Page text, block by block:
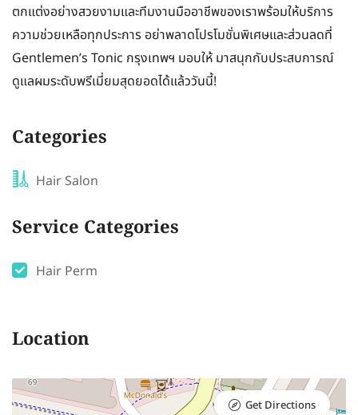
ตกแต่งอย่างสวยงามและทีมงานมืออาชีพของเราพร้อมให้บริการ
ความช่วยเหลือทุกประการ อย่าพลาดโปรโมชั่นพิเศษและส่วนลดที่
Gentlemen’s Tonic กรุงเทพฯ มอบให้ มาสนุกกับประสบการณ์
ดูแลผมระดับพรีเมี่ยมสุดยอดได้แล้ววันนี้!
Categories
Hair Salon
Service Categories
Hair Perm
Location
Get Directions